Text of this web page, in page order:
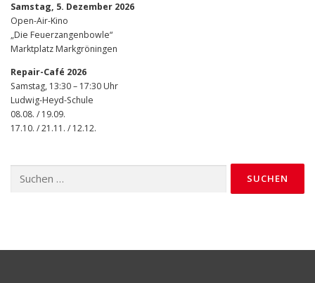
Samstag, 5. Dezember 2026
Open-Air-Kino
„Die Feuerzangenbowle“
Marktplatz Markgröningen
Repair-Café 2026
Samstag, 13:30 – 17:30 Uhr
Ludwig-Heyd-Schule
08.08. / 19.09.
17.10. / 21.11. / 12.12.
nach: